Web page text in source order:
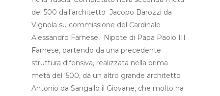
del 500 dall’architetto Jacopo Barozzi da
Vignola su commissione del Cardinale
Alessandro Farnese, Nipote di Papa Paolo III
Farnese, partendo da una precedente
struttura difensiva, realizzata nella prima
metà del ‘500, da un altro grande architetto
Antonio da Sangallo il Giovane, che molto ha